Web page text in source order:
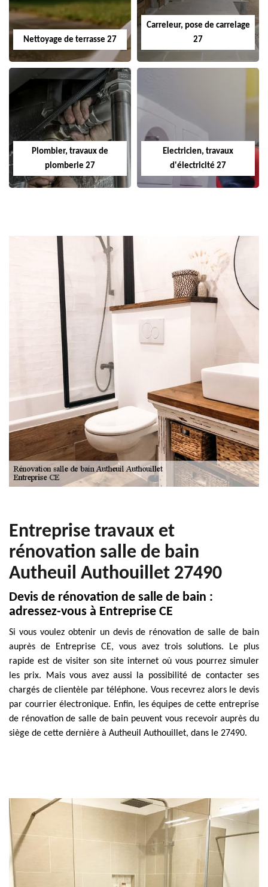
Nettoyage de terrasse 27
Carreleur, pose de carrelage
27
Plombier, travaux de
plomberie 27
Electricien, travaux
d'électricité 27
Entreprise travaux et
rénovation salle de bain
Autheuil Authouillet 27490
Devis de rénovation de salle de bain :
adressez-vous à Entreprise CE
Si vous voulez obtenir un devis de rénovation de salle de bain
auprès de Entreprise CE, vous avez trois solutions. Le plus
rapide est de visiter son site internet où vous pourrez simuler
les prix. Mais vous avez aussi la possibilité de contacter ses
chargés de clientèle par téléphone. Vous recevrez alors le devis
par courrier électronique. Enfin, les équipes de cette entreprise
de rénovation de salle de bain peuvent vous recevoir auprès du
siège de cette dernière à Autheuil Authouillet, dans le 27490.